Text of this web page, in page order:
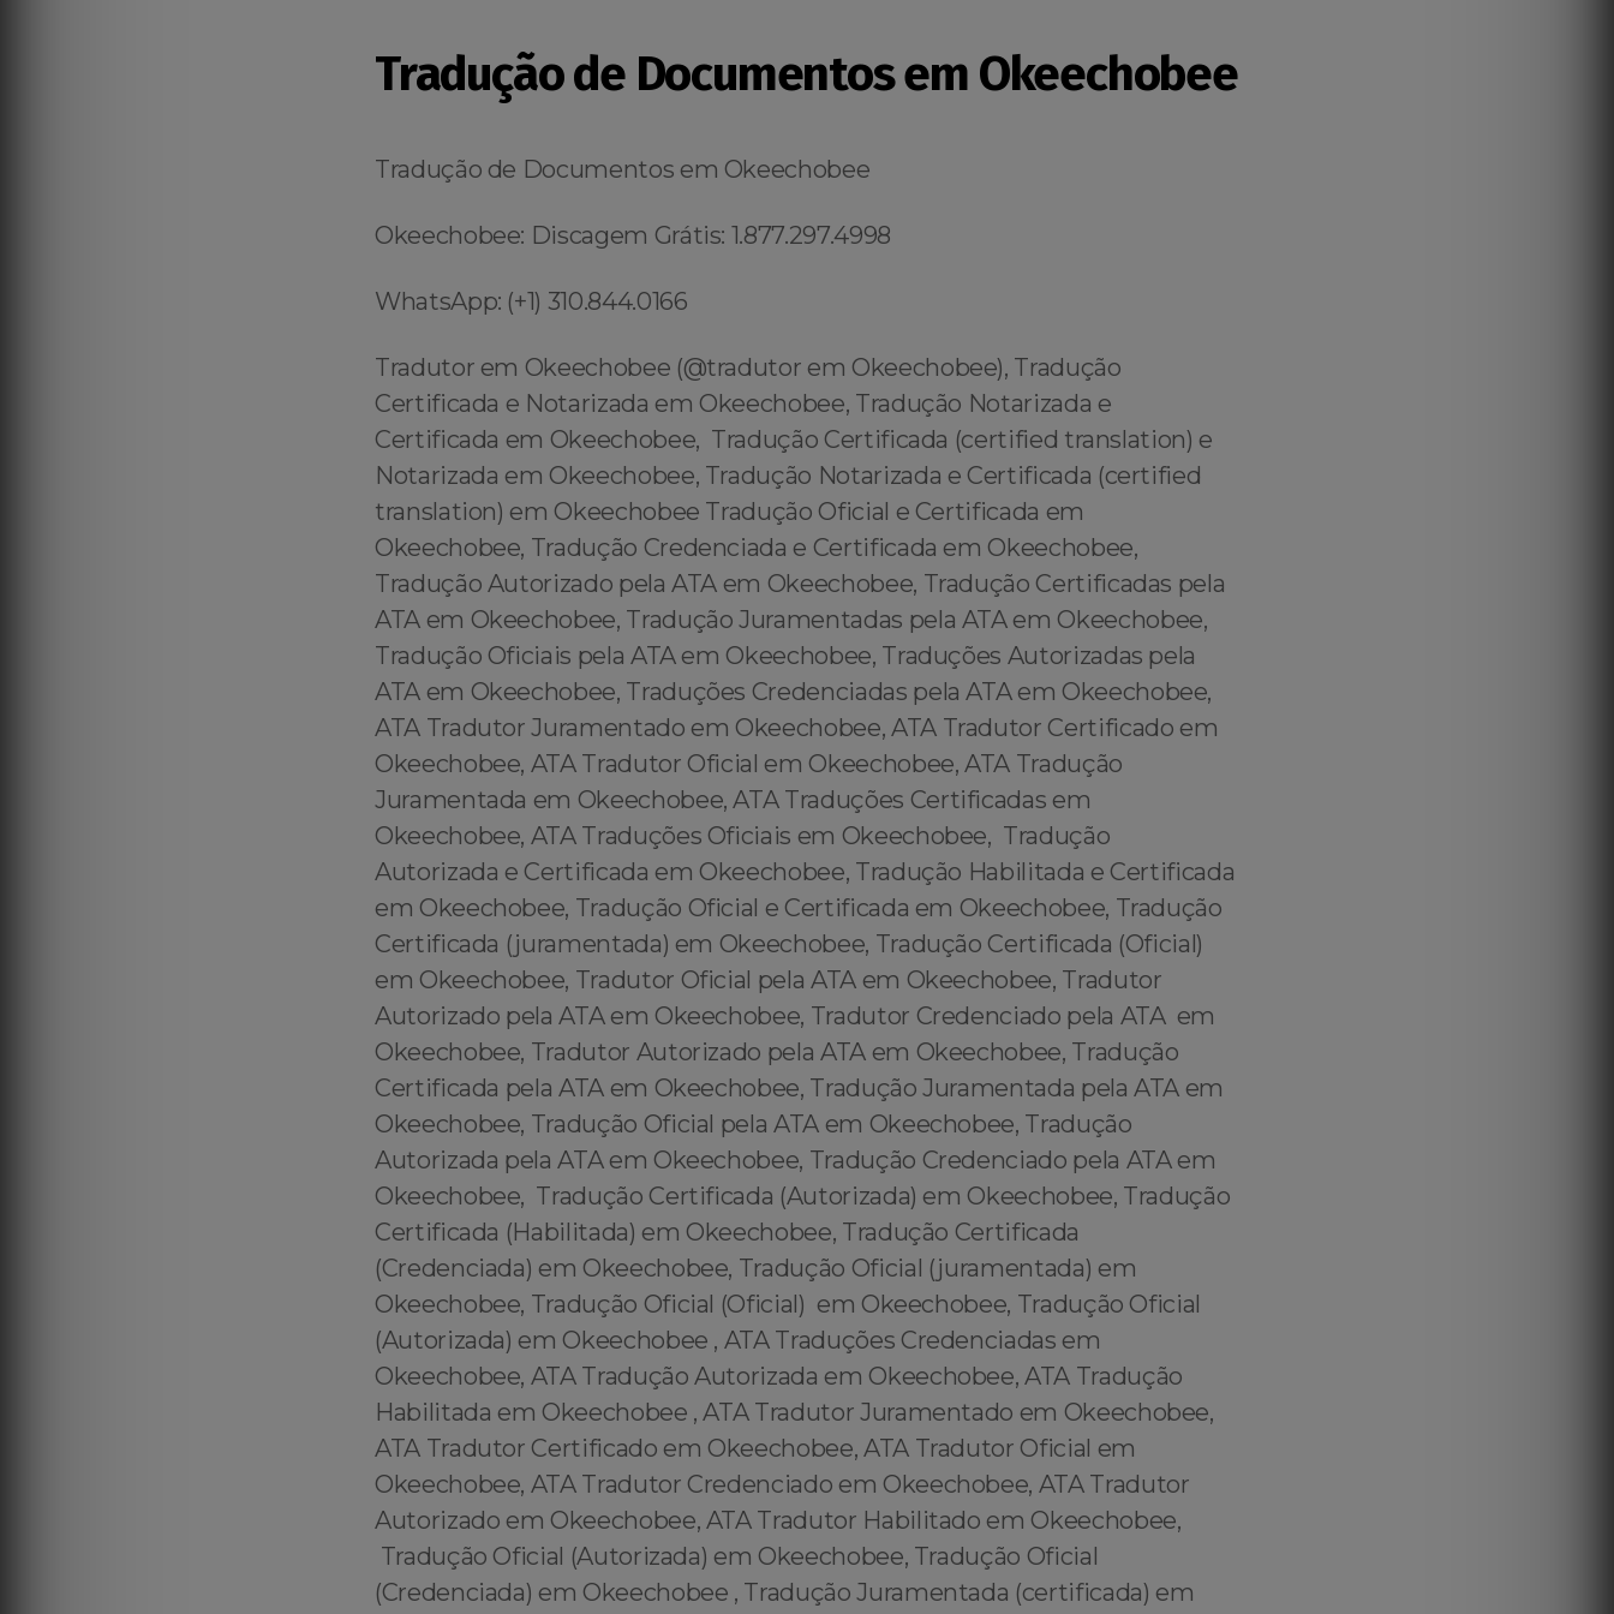
Tradução de Documentos em Okeechobee
Tradução de Documentos em Okeechobee
Okeechobee: Discagem Grátis: 1.877.297.4998
WhatsApp: (+1) 310.844.0166
Tradutor em Okeechobee (@tradutor em Okeechobee), Tradução
Certificada e Notarizada em Okeechobee, Tradução Notarizada e
Certificada em Okeechobee, Tradução Certificada (certified translation) e
Notarizada em Okeechobee, Tradução Notarizada e Certificada (certified
translation) em Okeechobee Tradução Oficial e Certificada em
Okeechobee, Tradução Credenciada e Certificada em Okeechobee,
Tradução Autorizado pela ATA em Okeechobee, Tradução Certificadas pela
ATA em Okeechobee, Tradução Juramentadas pela ATA em Okeechobee,
Tradução Oficiais pela ATA em Okeechobee, Traduções Autorizadas pela
ATA em Okeechobee, Traduções Credenciadas pela ATA em Okeechobee,
ATA Tradutor Juramentado em Okeechobee, ATA Tradutor Certificado em
Okeechobee, ATA Tradutor Oficial em Okeechobee, ATA Tradução
Juramentada em Okeechobee, ATA Traduções Certificadas em
Okeechobee, ATA Traduções Oficiais em Okeechobee, Tradução
Autorizada e Certificada em Okeechobee, Tradução Habilitada e Certificada
em Okeechobee, Tradução Oficial e Certificada em Okeechobee, Tradução
Certificada (juramentada) em Okeechobee, Tradução Certificada (Oficial)
em Okeechobee, Tradutor Oficial pela ATA em Okeechobee, Tradutor
Autorizado pela ATA em Okeechobee, Tradutor Credenciado pela ATA em
Okeechobee, Tradutor Autorizado pela ATA em Okeechobee, Tradução
Certificada pela ATA em Okeechobee, Tradução Juramentada pela ATA em
Okeechobee, Tradução Oficial pela ATA em Okeechobee, Tradução
Autorizada pela ATA em Okeechobee, Tradução Credenciado pela ATA em
Okeechobee, Tradução Certificada (Autorizada) em Okeechobee, Tradução
Certificada (Habilitada) em Okeechobee, Tradução Certificada
(Credenciada) em Okeechobee, Tradução Oficial (juramentada) em
Okeechobee, Tradução Oficial (Oficial) em Okeechobee, Tradução Oficial
(Autorizada) em Okeechobee , ATA Traduções Credenciadas em
Okeechobee, ATA Tradução Autorizada em Okeechobee, ATA Tradução
Habilitada em Okeechobee , ATA Tradutor Juramentado em Okeechobee,
ATA Tradutor Certificado em Okeechobee, ATA Tradutor Oficial em
Okeechobee, ATA Tradutor Credenciado em Okeechobee, ATA Tradutor
Autorizado em Okeechobee, ATA Tradutor Habilitado em Okeechobee,
Tradução Oficial (Autorizada) em Okeechobee, Tradução Oficial
(Credenciada) em Okeechobee , Tradução Juramentada (certificada) em